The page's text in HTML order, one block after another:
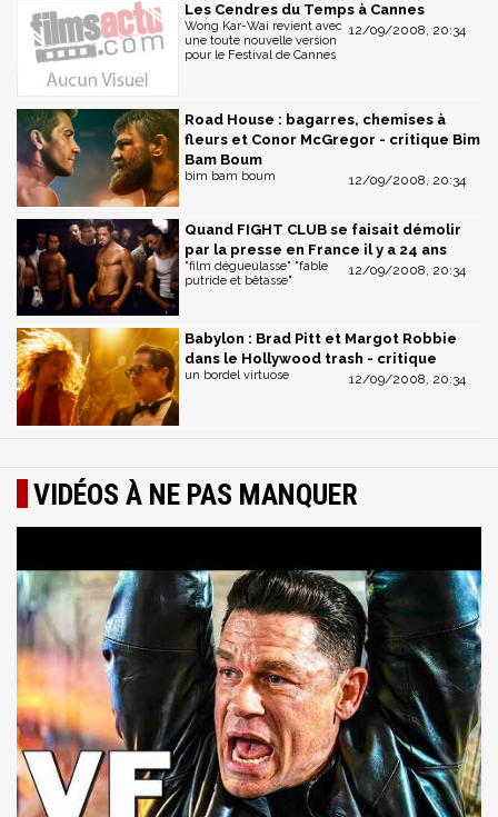
Les Cendres du Temps à Cannes
12/09/2008, 20:34
Wong Kar-Wai revient avec
une toute nouvelle version
pour le Festival de Cannes
Road House : bagarres, chemises à
fleurs et Conor McGregor - critique Bim
Bam Boum
12/09/2008, 20:34
bim bam boum
Quand FIGHT CLUB se faisait démolir
par la presse en France il y a 24 ans
12/09/2008, 20:34
"film dégueulasse" "fable
putride et bêtasse"
Babylon : Brad Pitt et Margot Robbie
dans le Hollywood trash - critique
12/09/2008, 20:34
un bordel virtuose
VIDÉOS À NE PAS MANQUER